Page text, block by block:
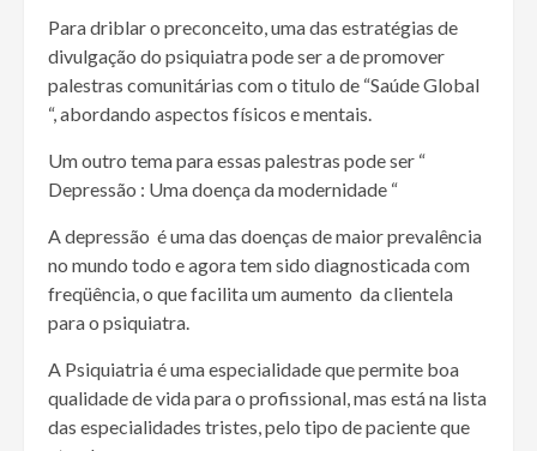
Para driblar o preconceito, uma das estratégias de
divulgação do psiquiatra pode ser a de promover
palestras comunitárias com o titulo de “Saúde Global
“, abordando aspectos físicos e mentais.
Um outro tema para essas palestras pode ser “
Depressão : Uma doença da modernidade “
A depressão é uma das doenças de maior prevalência
no mundo todo e agora tem sido diagnosticada com
freqüência, o que facilita um aumento da clientela
para o psiquiatra.
A Psiquiatria é uma especialidade que permite boa
qualidade de vida para o profissional, mas está na lista
das especialidades tristes, pelo tipo de paciente que